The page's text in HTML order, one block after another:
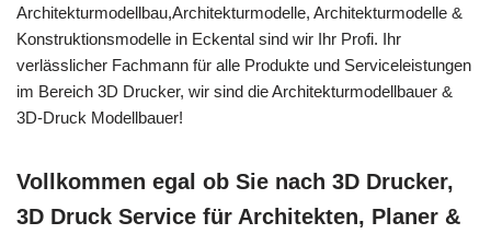
Architekturmodellbau,Architekturmodelle, Architekturmodelle &
Konstruktionsmodelle in Eckental sind wir Ihr Profi. Ihr
verlässlicher Fachmann für alle Produkte und Serviceleistungen
im Bereich 3D Drucker, wir sind die Architekturmodellbauer &
3D-Druck Modellbauer!
Vollkommen egal ob Sie nach 3D Drucker,
3D Druck Service für Architekten, Planer &